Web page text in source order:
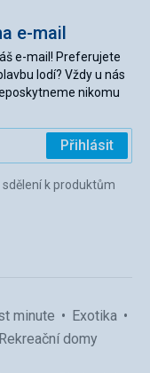
e-mail
e-mail! Preferujete
lodí? Vždy u nás
nikomu
Přihlásit
k produktům
minute
Exotika
Rekreační domy